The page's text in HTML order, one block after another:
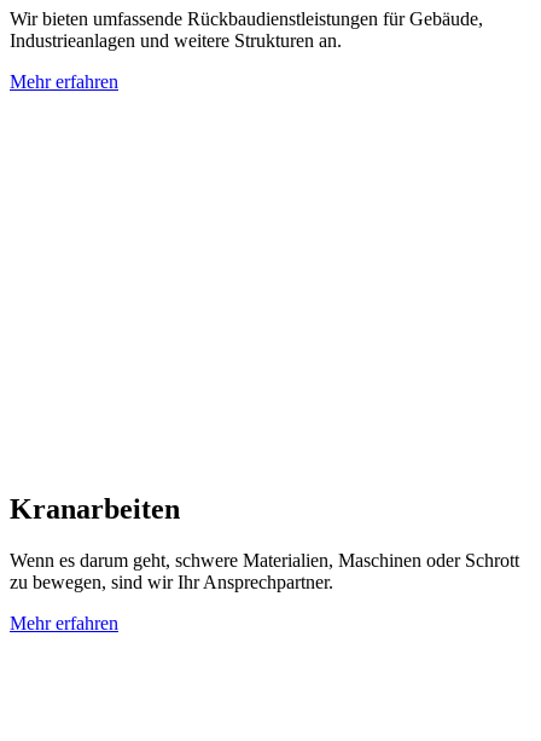
Wir bieten umfassende Rückbaudienstleistungen für Gebäude,
Industrieanlagen und weitere Strukturen an.
Mehr erfahren
Kranarbeiten
Wenn es darum geht, schwere Materialien, Maschinen oder Schrott
zu bewegen, sind wir Ihr Ansprechpartner.
Mehr erfahren